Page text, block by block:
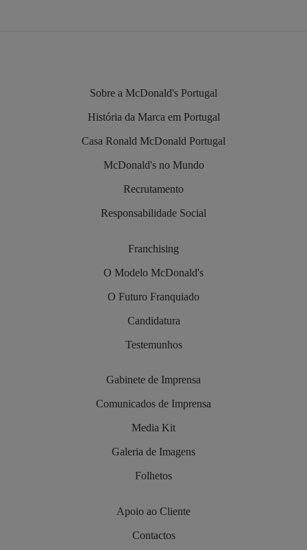
Sobre a McDonald's Portugal
História da Marca em Portugal
Casa Ronald McDonald Portugal
McDonald's no Mundo
Recrutamento
Responsabilidade Social
Franchising
O Modelo McDonald's
O Futuro Franquiado
Candidatura
Testemunhos
Gabinete de Imprensa
Comunicados de Imprensa
Media Kit
Galeria de Imagens
Folhetos
Apoio ao Cliente
Contactos